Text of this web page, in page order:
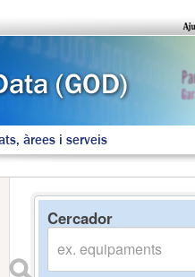
àrees i serveis
Cercador